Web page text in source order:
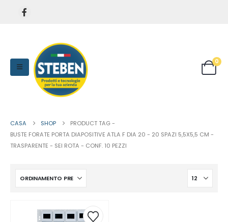
0
CASA SHOP
PRODUCT TAG -
BUSTE FORATE PORTA DIAPOSITIVE ATLA F DIA 20 - 20 SPAZI 5,5X5,5 CM -
TRASPARENTE - SEI ROTA - CONF. 10 PEZZI